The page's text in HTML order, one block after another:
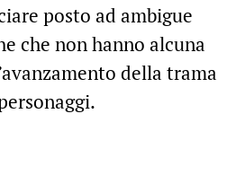
posto ad ambigue
che non hanno alcuna
della trama